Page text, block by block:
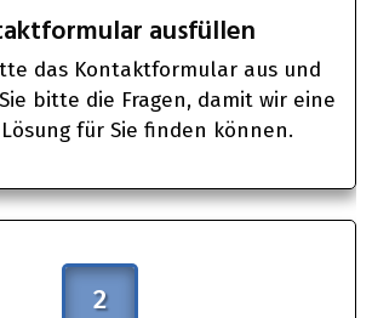
ausfüllen
das Kontaktformular aus und
bitte die Fragen, damit wir eine
für Sie finden können.
2